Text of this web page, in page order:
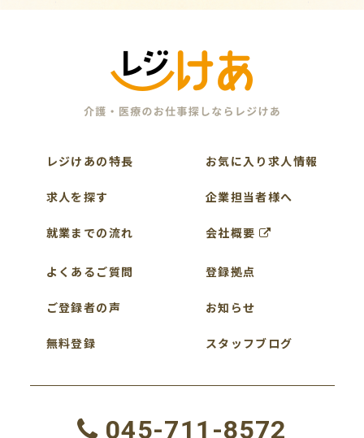
レジけあの特長
求人を探す
就業までの流れ
よくあるご質問
ご登録者の声
無料登録
お気に入り求人情報
企業担当者様へ
会社概要
登録拠点
お知らせ
スタッフブログ
045-711-8572